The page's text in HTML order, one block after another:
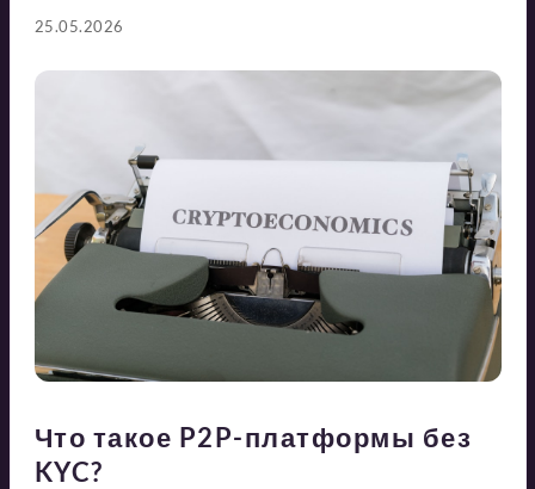
25.05.2026
Что такое P2P-платформы без
KYC?